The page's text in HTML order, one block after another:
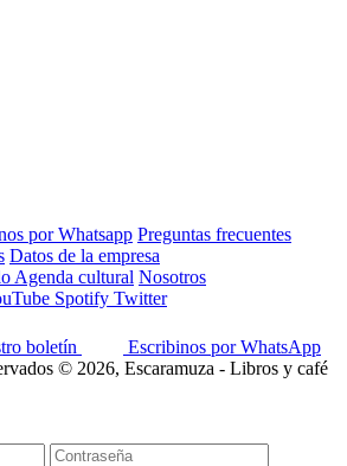
por Whatsapp Preguntas frecuentes
Datos de la empresa
Agenda cultural Nosotros
Spotify Twitter
boletín
Escribinos por WhatsApp
© 2026, Escaramuza - Libros y café